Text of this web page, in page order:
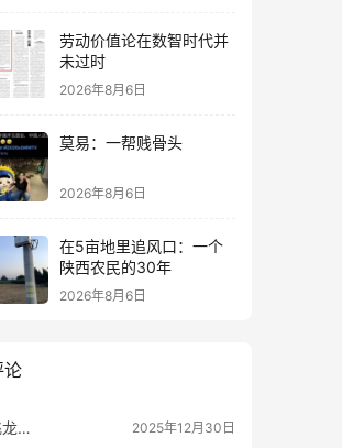
劳动价值论在数智时代并
未过时
2026年8月6日
莫易：一帮贱骨头
2026年8月6日
在5亩地里追风口：一个
陕西农民的30年
2026年8月6日
论
牧飞龙ae 2025年12月30日